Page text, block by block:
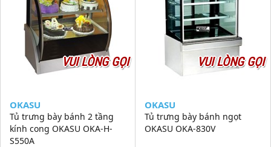
VUI LÒNG GỌI
OKASU
Tủ trưng bày bánh 2 tầng
kính cong OKASU OKA-H-
S550A
VUI LÒNG GỌI
OKASU
Tủ trưng bày bánh ngọt
OKASU OKA-830V